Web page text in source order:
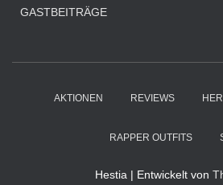
GASTBEITRÄGE
AKTIONEN REVIEWS
RAPPER OUTFITS
Hestia | Entwickelt von